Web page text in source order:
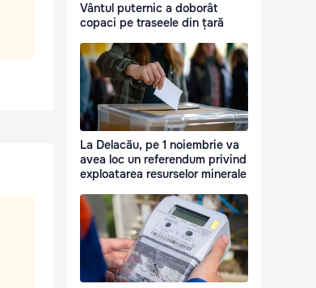
Vântul puternic a doborât
copaci pe traseele din țară
La Delacău, pe 1 noiembrie va
avea loc un referendum privind
exploatarea resurselor minerale